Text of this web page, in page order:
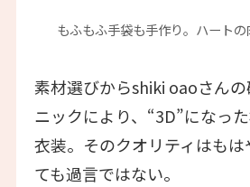
もふもふ手袋も手作り。ハートの
素材選びからshiki oaoさん
ニックにより、“3D”になっ
衣装。そのクオリティはも
ても過言ではない。